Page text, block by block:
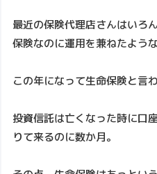
最近の保険代理店さんはいろ
保険なのに運用を兼ねたよう
この年になって生命保険と言
投資信託は亡くなった時に口
りて来るのに数か月。